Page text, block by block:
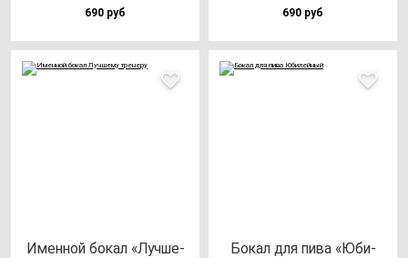
690 руб 690 руб
Имен­ной бо­кал «Луч­ше­
Бокал для пи­ва «Юби­